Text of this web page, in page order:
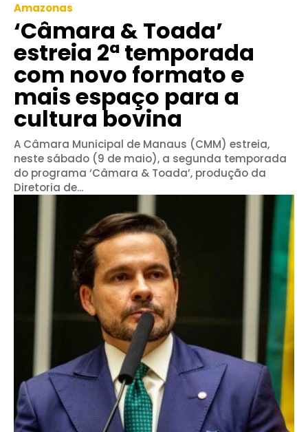
Amazonas
‘Câmara & Toada’
estreia 2ª temporada
com novo formato e
mais espaço para a
cultura bovina
A Câmara Municipal de Manaus (CMM) estreia,
neste sábado (9 de maio), a segunda temporada
do programa ‘Câmara & Toada’, produção da
Diretoria de...